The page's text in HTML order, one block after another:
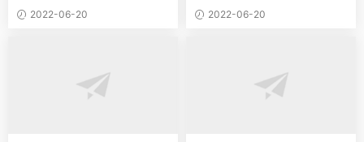
列号和硬盤序列号過機器碼
2022-06-20
法+全套工具
2022-06-20